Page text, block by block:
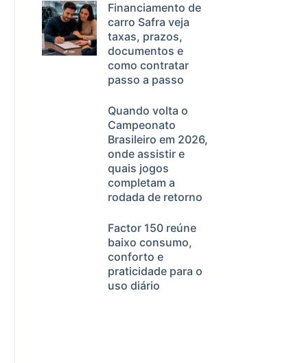
Financiamento de
carro Safra veja
taxas, prazos,
documentos e
como contratar
passo a passo
Quando volta o
Campeonato
Brasileiro em 2026,
onde assistir e
quais jogos
completam a
rodada de retorno
Factor 150 reúne
baixo consumo,
conforto e
praticidade para o
uso diário